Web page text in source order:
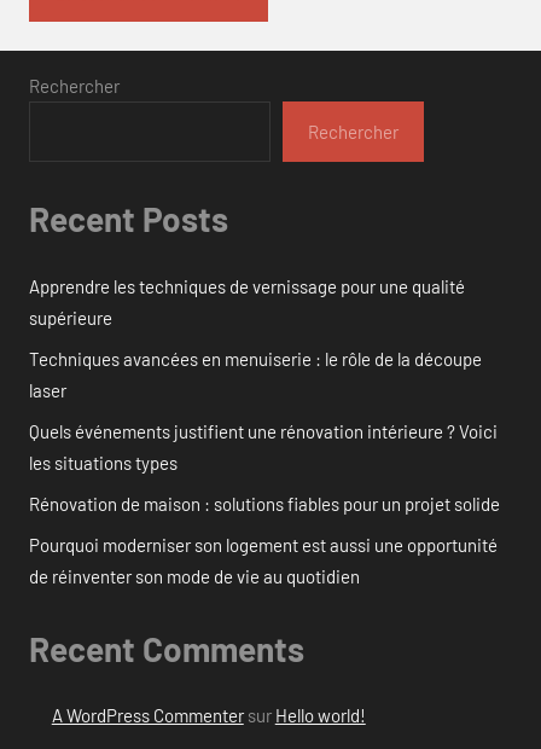
Rechercher
Rechercher
Recent Posts
Apprendre les techniques de vernissage pour une qualité
supérieure
Techniques avancées en menuiserie : le rôle de la découpe
laser
Quels événements justifient une rénovation intérieure ? Voici
les situations types
Rénovation de maison : solutions fiables pour un projet solide
Pourquoi moderniser son logement est aussi une opportunité
de réinventer son mode de vie au quotidien
Recent Comments
A WordPress Commentersur Hello world!